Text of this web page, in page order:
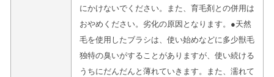
にかけないでください。また、育毛剤との併用は
おやめください。劣化の原因となります。●天然
毛を使用したブラシは、使い始めなどに多少獣毛
独特の臭いがすることがありますが、使い続ける
うちにだんだんと薄れていきます。また、濡れて